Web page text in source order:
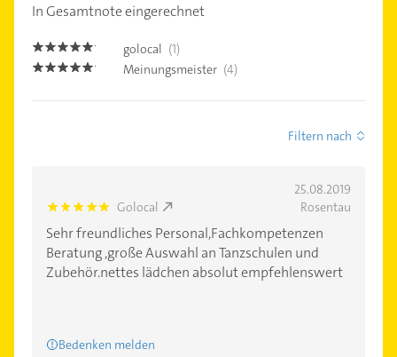
In Gesamtnote eingerechnet
5.0 golocal (1)
5.0 Meinungsmeister (4)
Filtern nach
25.08.2019
5.0 Golocal Rosentau
Sehr freundliches Personal,Fachkompetenzen
Beratung ,große Auswahl an Tanzschulen und
Zubehör.nettes lädchen absolut empfehlenswert
Bedenken melden